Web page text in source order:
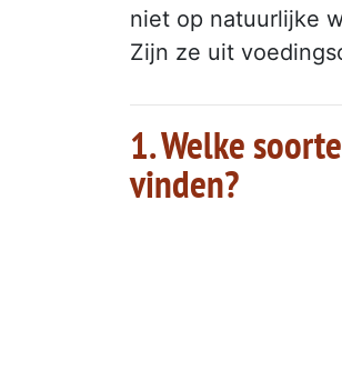
niet op natuurlijke
Zijn ze uit
1. Welke
vinden?